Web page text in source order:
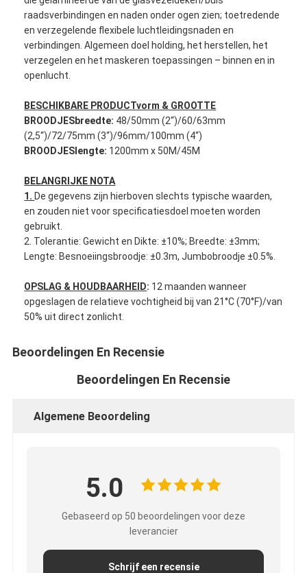
Fabrieksreis
Kwaliteitscontrole
Contacteer ons
Zelfklevende Isolatieband
Hittebestendige Isolatieband
De Plakband van de glasdoek
De Plakband van de Polyimidefilm
Aluminiumfolie Plakband
De Doekband van het aluminiumfolieglas
Folie Onder ogen gezien Kraftpapier-Document
De Doek van de aluminiumfolieglasvezel
HUISDIEREN Plakband
Het Afgietsel van de precisieinvestering
Elektrische isolatieplaat
raadsverbindingen en naden onder ogen zien; toetredende
en verzegelende flexibele luchtleidingsnaden en
verbindingen. Algemeen doel holding, het herstellen, het
verzegelen en het maskeren toepassingen – binnen en in
openlucht.
BESCHIKBARE PRODUCTvorm & GROOTTE
BROODJESbreedte: 48/50mm (2“)/60/63mm
(2,5“)/72/75mm (3“)/96mm/100mm (4“)
BROODJESlengte: 1200mm x 50M/45M
BELANGRIJKE NOTA
1. De gegevens zijn hierboven slechts typische waarden,
en zouden niet voor specificatiesdoel moeten worden
gebruikt.
2. Tolerantie: Gewicht en Dikte: ±10%; Breedte: ±3mm;
Lengte: Besnoeiingsbroodje: ±0.3m, Jumbobroodje ±0.5%.
OPSLAG & HOUDBAARHEID: 12 maanden wanneer
opgeslagen de relatieve vochtigheid bij van 21°C (70°F)/van
50% uit direct zonlicht.
Beoordelingen En Recensie
Beoordelingen En Recensie
Algemene Beoordeling
5.0
Gebaseerd op 50 beoordelingen voor deze
leverancier
Schrijf een recensie